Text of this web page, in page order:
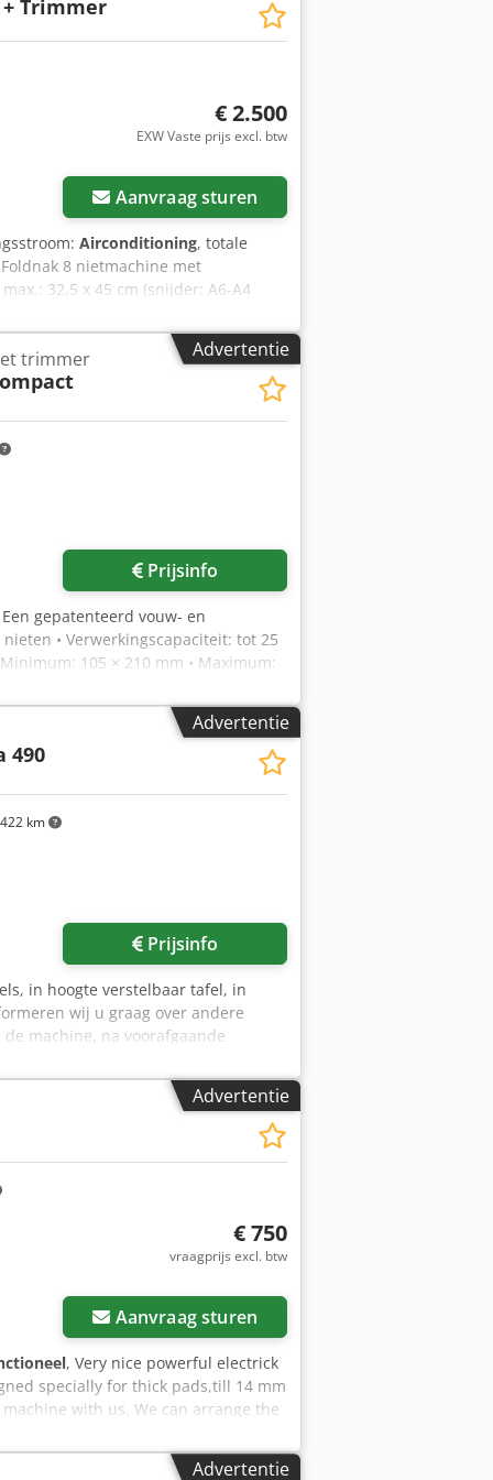
Trimmer
€ 2.500
EXW Vaste prijs excl. btw
Aanvraag sturen
Airconditioning, totale
8 nietmachine met
32,5 x 45 cm (snijder: A6-A4
Transportband. Snelheid: max.
+ 96 + 65) = 219. Totaal
Advertentie
trimmer
Prijsinfo
gepatenteerd vouw- en
• Verwerkingscapaciteit: tot 25
105 × 210 mm • Maximum:
• Tot vier hechtkoppen kunnen
zij- en verticale uitlijnfunctie •
papierdoorvoer • Verstelbare
sensortechniek detecteert storingen
om een duidelijke en scherpe
van de brochure plaats •
van de afgewerkte producten.
Advertentie
km
490
Prijsinfo
in hoogte verstelbaar tafel, in
wij u graag over andere
machine, na voorafgaande
Advertentie
Vraag meer foto's aan
€ 750
vraagprijs excl. btw
Aanvraag sturen
, Very nice powerful electrick
specially for thick pads,till 14 mm
with us. We can arrange the
for a price including transport
now? Please send your company
Advertentie